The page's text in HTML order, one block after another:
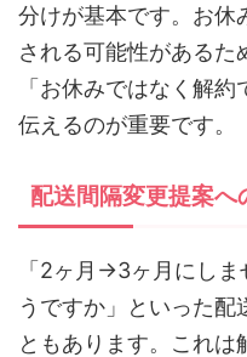
分けが基本です。お休
される可能性があるた
「お休みではなく解
伝えるのが重要です。
配送間隔変更提案へ
「2ヶ月→3ヶ月にし
うですか」といった配
ともあります。これ